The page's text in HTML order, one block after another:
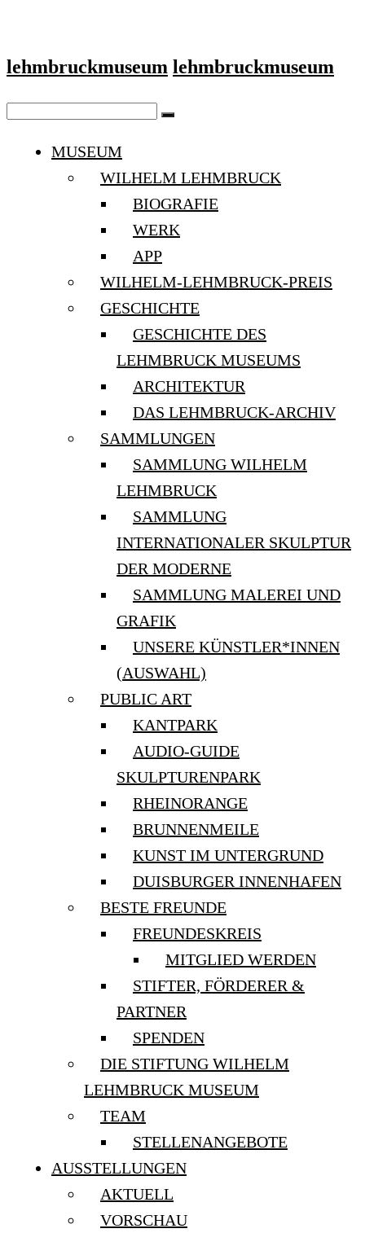
lehmbruckmuseum lehmbruckmuseum
MUSEUM
WILHELM LEHMBRUCK
BIOGRAFIE
WERK
APP
WILHELM-LEHMBRUCK-PREIS
GESCHICHTE
GESCHICHTE DES
LEHMBRUCK MUSEUMS
ARCHITEKTUR
DAS LEHMBRUCK-ARCHIV
SAMMLUNGEN
SAMMLUNG WILHELM
LEHMBRUCK
SAMMLUNG
INTERNATIONALER SKULPTUR
DER MODERNE
SAMMLUNG MALEREI UND
GRAFIK
UNSERE KÜNSTLER*INNEN
(AUSWAHL)
PUBLIC ART
KANTPARK
AUDIO-GUIDE
SKULPTURENPARK
RHEINORANGE
BRUNNENMEILE
KUNST IM UNTERGRUND
DUISBURGER INNENHAFEN
BESTE FREUNDE
FREUNDESKREIS
MITGLIED WERDEN
STIFTER, FÖRDERER &
PARTNER
SPENDEN
DIE STIFTUNG WILHELM
LEHMBRUCK MUSEUM
TEAM
STELLENANGEBOTE
AUSSTELLUNGEN
AKTUELL
VORSCHAU